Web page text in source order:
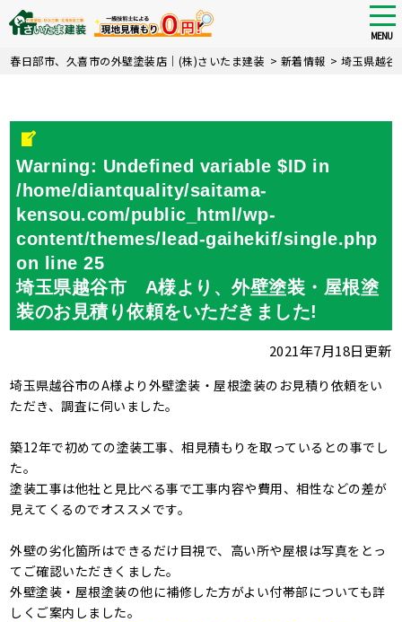
Skip
MENU
春日部市、久喜市の外壁塗装店｜(株)さいたま建装 > 新着情報 >埼玉県越谷
Warning: Undefined variable $ID in
/home/diantquality/saitama-
kensou.com/public_html/wp-
content/themes/lead-gaihekif/single.php
on line25
埼玉県越谷市 A様より、外壁塗装・屋根塗
装のお見積り依頼をいただきました!
2021年7月18日更新
埼玉県越谷市のA様より外壁塗装・屋根塗装のお見積り依頼をい
ただき、調査に伺いました。
築12年で初めての塗装工事、相見積もりを取っているとの事でし
た。
塗装工事は他社と見比べる事で工事内容や費用、相性などの差が
見えてくるのでオススメです。
外壁の劣化箇所はできるだけ目視で、高い所や屋根は写真をとっ
てご確認いただきくました。
外壁塗装・屋根塗装の他に補修した方がよい付帯部についても詳
しくご案内しました。